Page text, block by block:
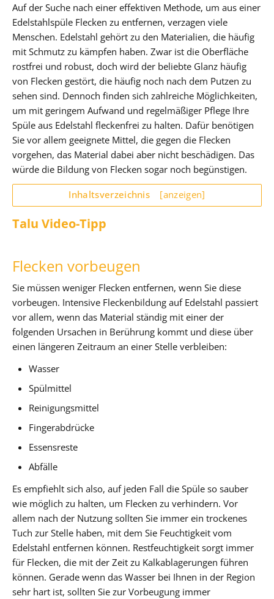
Auf der Suche nach einer effektiven Methode, um aus einer
Edelstahlspüle Flecken zu entfernen, verzagen viele
Menschen. Edelstahl gehört zu den Materialien, die häufig
mit Schmutz zu kämpfen haben. Zwar ist die Oberfläche
rostfrei und robust, doch wird der beliebte Glanz häufig
von Flecken gestört, die häufig noch nach dem Putzen zu
sehen sind. Dennoch finden sich zahlreiche Möglichkeiten,
um mit geringem Aufwand und regelmäßiger Pflege Ihre
Spüle aus Edelstahl fleckenfrei zu halten. Dafür benötigen
Sie vor allem geeignete Mittel, die gegen die Flecken
vorgehen, das Material dabei aber nicht beschädigen. Das
würde die Bildung von Flecken sogar noch begünstigen.
Inhaltsverzeichnis [anzeigen]
Talu Video-Tipp
Flecken vorbeugen
Sie müssen weniger Flecken entfernen, wenn Sie diese
vorbeugen. Intensive Fleckenbildung auf Edelstahl passiert
vor allem, wenn das Material ständig mit einer der
folgenden Ursachen in Berührung kommt und diese über
einen längeren Zeitraum an einer Stelle verbleiben:
Wasser
Spülmittel
Reinigungsmittel
Fingerabdrücke
Essensreste
Abfälle
Es empfiehlt sich also, auf jeden Fall die Spüle so sauber
wie möglich zu halten, um Flecken zu verhindern. Vor
allem nach der Nutzung sollten Sie immer ein trockenes
Tuch zur Stelle haben, mit dem Sie Feuchtigkeit vom
Edelstahl entfernen können. Restfeuchtigkeit sorgt immer
für Flecken, die mit der Zeit zu Kalkablagerungen führen
können. Gerade wenn das Wasser bei Ihnen in der Region
sehr hart ist, sollten Sie zur Vorbeugung immer